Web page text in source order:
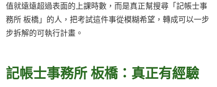
值就遠遠超過表面的上課時數，而是真正幫搜尋「記帳士事
務所 板橋」的人，把考試這件事從模糊希望，轉成可以一步
步拆解的可執行計畫。
記帳士事務所 板橋：真正有經驗